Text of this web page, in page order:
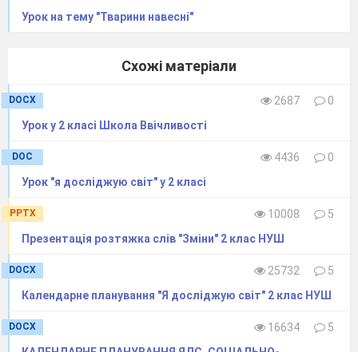
Урок на тему "Тварини навесні"
Схожі матеріали
DOCX 2687
0
Урок у 2 класі Школа Ввічливості
DOC 4436
0
Урок "я досліджую світ" у 2 класі
PPTX 10008
5
Презентація розтяжка слів "Зміни" 2 клас НУШ
DOCX 25732
5
Календарне планування "Я досліджую світ" 2 клас НУШ
DOCX 16634
5